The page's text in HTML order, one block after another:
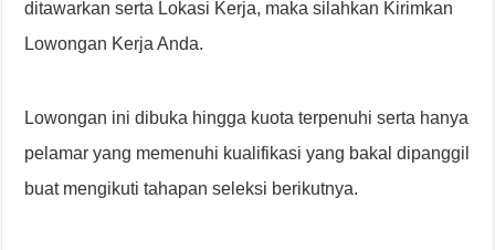
ditawarkan serta Lokasi Kerja, maka silahkan Kirimkan
Lowongan Kerja Anda.
Lowongan ini dibuka hingga kuota terpenuhi serta hanya
pelamar yang memenuhi kualifikasi yang bakal dipanggil
buat mengikuti tahapan seleksi berikutnya.